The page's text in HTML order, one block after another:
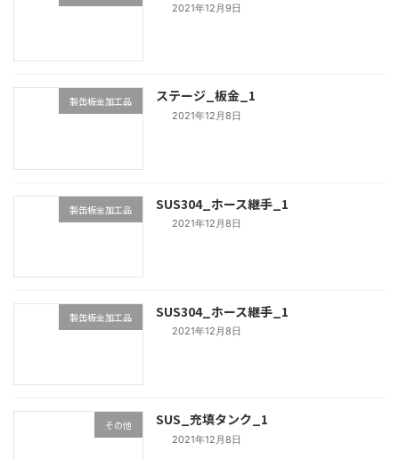
2021年12月9日
製缶板金加工品 ステージ_板金_1
2021年12月8日
製缶板金加工品 SUS304_ホース継手_1
2021年12月8日
製缶板金加工品 SUS304_ホース継手_1
2021年12月8日
その他 SUS_充填タンク_1
2021年12月8日